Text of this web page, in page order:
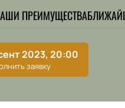
ПРЕИМУЩЕСТВА